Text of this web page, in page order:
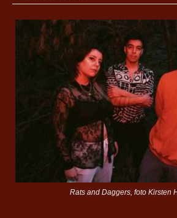
Rats and Daggers, foto Kirsten